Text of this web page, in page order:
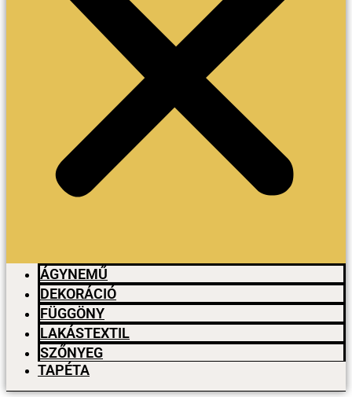
ÁGYNEMŰ
DEKORÁCIÓ
FÜGGÖNY
LAKÁSTEXTIL
SZŐNYEG
TAPÉTA